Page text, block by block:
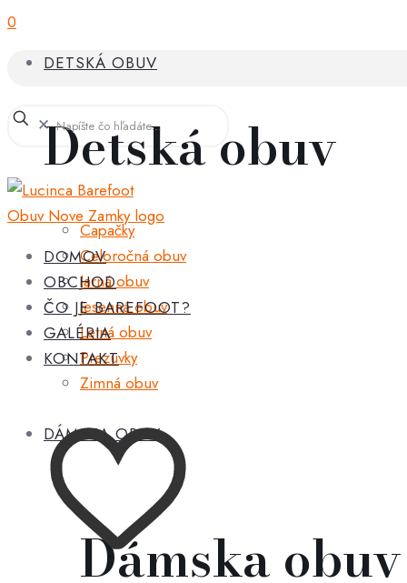
0
DETSKÁ OBUV
Detská obuv
Capačky
Celoročná obuv
Jarná obuv
Jesenná obuv
Letná obuv
Prezuvky
Zimná obuv
DÁMSKA OBUV
Dámska obuv
✕
DOMOV
OBCHOD
ČO JE BAREFOOT?
GALÉRIA
KONTAKT